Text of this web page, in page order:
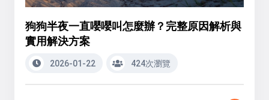
狗狗半夜一直嚶嚶叫怎麼辦？完整原因解析與
實用解決方案
2026-01-22 424次瀏覽